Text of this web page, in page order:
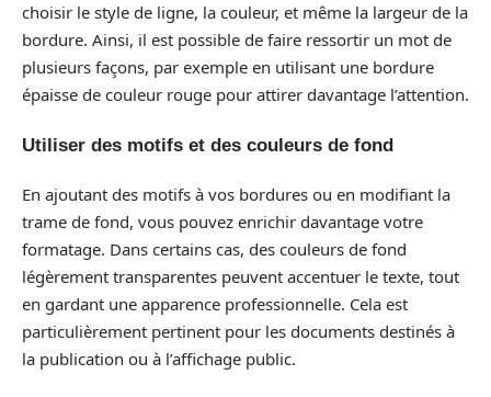
choisir le style de ligne, la couleur, et même la largeur de la
bordure. Ainsi, il est possible de faire ressortir un mot de
plusieurs façons, par exemple en utilisant une bordure
épaisse de couleur rouge pour attirer davantage l’attention.
Utiliser des motifs et des couleurs de fond
En ajoutant des motifs à vos bordures ou en modifiant la
trame de fond, vous pouvez enrichir davantage votre
formatage. Dans certains cas, des couleurs de fond
légèrement transparentes peuvent accentuer le texte, tout
en gardant une apparence professionnelle. Cela est
particulièrement pertinent pour les documents destinés à
la publication ou à l’affichage public.